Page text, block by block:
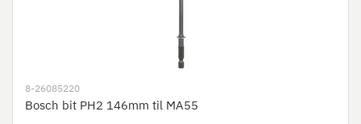
8-26085220
Bosch bit PH2 146mm til MA55